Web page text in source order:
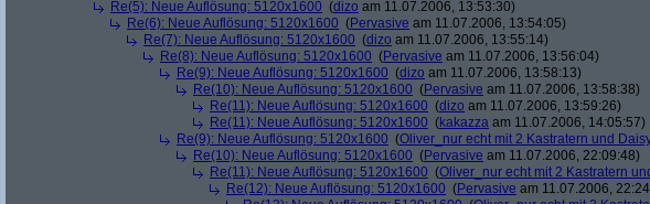
Re(5): Neue Auflösung: 5120x1600 (dizo am 11.07.2006, 13:53:30)
Re(6): Neue Auflösung: 5120x1600 (Pervasive am 11.07.2006, 13:54:05)
Re(7): Neue Auflösung: 5120x1600 (dizo am 11.07.2006, 13:55:14)
Re(8): Neue Auflösung: 5120x1600 (Pervasive am 11.07.2006, 13:56:04)
Re(9): Neue Auflösung: 5120x1600 (dizo am 11.07.2006, 13:58:13)
Re(10): Neue Auflösung: 5120x1600 (Pervasive am 11.07.2006, 13:58:38)
Re(11): Neue Auflösung: 5120x1600 (dizo am 11.07.2006, 13:59:26)
Re(11): Neue Auflösung: 5120x1600 (kakazza am 11.07.2006, 14:05:57)
Re(9): Neue Auflösung: 5120x1600 (Oliver_nur echt mit 2 Kastratern und
Re(10): Neue Auflösung: 5120x1600 (Pervasive am 11.07.2006, 22:09:48)
Re(11): Neue Auflösung: 5120x1600 (Oliver_nur echt mit 2 Kastratern
Re(12): Neue Auflösung: 5120x1600 (Pervasive am 11.07.2006,